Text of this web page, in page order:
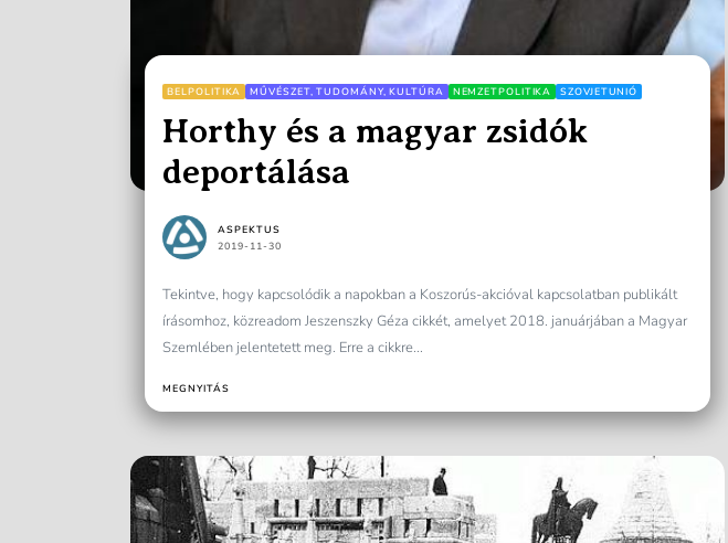
BELPOLITIKA MŰVÉSZET, TUDOMÁNY, KULTÚRA NEMZETPOLITIKA SZOVJETUNIÓ
Horthy és a magyar zsidók
deportálása
ASPEKTUS
2019-11-30
Tekintve, hogy kapcsolódik a napokban a Koszorús-akcióval kapcsolatban publikált
írásomhoz, közreadom Jeszenszky Géza cikkét, amelyet 2018. januárjában a Magyar
Szemlében jelentetett meg. Erre a cikkre...
MEGNYITÁS